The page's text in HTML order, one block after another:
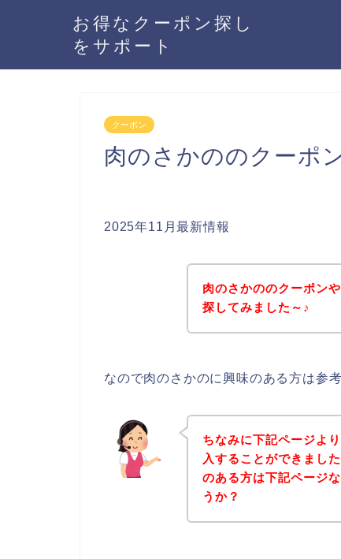
お得なクーポン探し
をサポート
クーポン
肉のさかののクーポ
2025年11月最新情報
肉のさかののクーポン
探してみました～♪
なので肉のさかのに興味のある方は参
ちなみに下記ページよ
入することができまし
のある方は下記ページ
うか？